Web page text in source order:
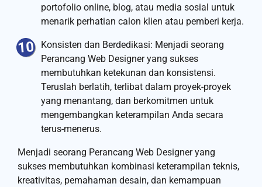
portofolio online, blog, atau media sosial untuk
menarik perhatian calon klien atau pemberi kerja.
Konsisten dan Berdedikasi: Menjadi seorang
Perancang Web Designer yang sukses
membutuhkan ketekunan dan konsistensi.
Teruslah berlatih, terlibat dalam proyek-proyek
yang menantang, dan berkomitmen untuk
mengembangkan keterampilan Anda secara
terus-menerus.
Menjadi seorang Perancang Web Designer yang
sukses membutuhkan kombinasi keterampilan teknis,
kreativitas, pemahaman desain, dan kemampuan